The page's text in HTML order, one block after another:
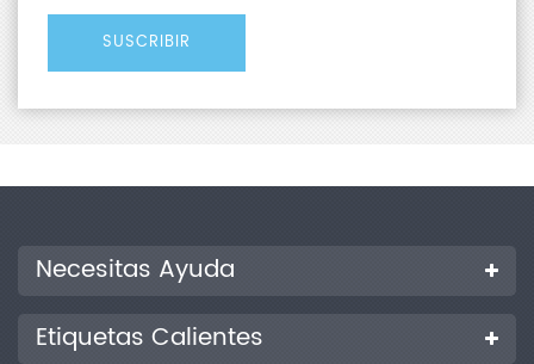
se aplica ampliamente en el control de
calidad de películas plásticas, alimentos
y productos farmacéuticos, así como en
la investigación científica y los
测试原理 浅金银渐变卡片 + 配图
Necesitas Ayuda
Etiquetas Calientes